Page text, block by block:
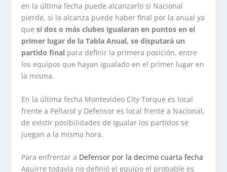
en la última fecha puede alcanzarlo si Nacional
pierde, si lo alcanza puede haber final por la anual ya
quesi dos o más clubes igualaran en puntos en el
primer lugar de la Tabla Anual, se disputará un
partido final para definir la primera posición, entre
los equipos que hayan igualado en el primer lugar en
la misma.
En la última fecha Montevideo City Torque es local
frente a Peñarol y Defensor es local frente a Nacional,
de existir posibilidades de igualar los partidos se
juegan a la misma hora.
Para enfrentar a Defensor por la decimo cuarta fecha
Aguirre todavía no definió el equipo el probable es